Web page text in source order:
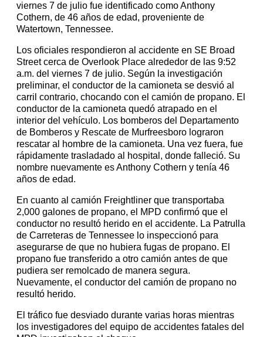
viernes 7 de julio fue identificado como Anthony
Cothern, de 46 años de edad, proveniente de
Watertown, Tennessee.
Los oficiales respondieron al accidente en SE Broad
Street cerca de Overlook Place alrededor de las 9:52
a.m. del viernes 7 de julio. Según la investigación
preliminar, el conductor de la camioneta se desvió al
carril contrario, chocando con el camión de propano. El
conductor de la camioneta quedó atrapado en el
interior del vehículo. Los bomberos del Departamento
de Bomberos y Rescate de Murfreesboro lograron
rescatar al hombre de la camioneta. Una vez fuera, fue
rápidamente trasladado al hospital, donde falleció. Su
nombre nuevamente es Anthony Cothern y tenía 46
años de edad.
En cuanto al camión Freightliner que transportaba
2,000 galones de propano, el MPD confirmó que el
conductor no resultó herido en el accidente. La Patrulla
de Carreteras de Tennessee lo inspeccionó para
asegurarse de que no hubiera fugas de propano. El
propano fue transferido a otro camión antes de que
pudiera ser remolcado de manera segura.
Nuevamente, el conductor del camión de propano no
resultó herido.
El tráfico fue desviado durante varias horas mientras
los investigadores del equipo de accidentes fatales del